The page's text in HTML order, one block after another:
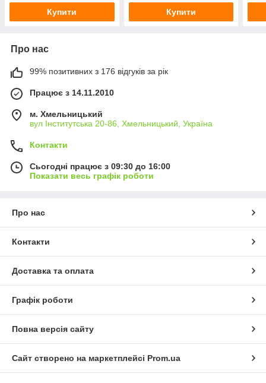
Купити Купити
Про нас
99% позитивних з 176 відгуків за рік
Працює з 14.11.2010
м. Хмельницький
вул Інститутська 20-86, Хмельницький, Україна
Контакти
Сьогодні працює з 09:30 до 16:00
Показати весь графік роботи
Про нас
Контакти
Доставка та оплата
Графік роботи
Повна версія сайту
Сайт створено на маркетплейсі Prom.ua